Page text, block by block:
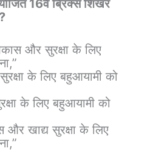
16वें ब्रिक्स शिखर
और सुरक्षा के लिए
के लिए बहुआयामी को
के लिए बहुआयामी को
और खाद्य सुरक्षा के लिए